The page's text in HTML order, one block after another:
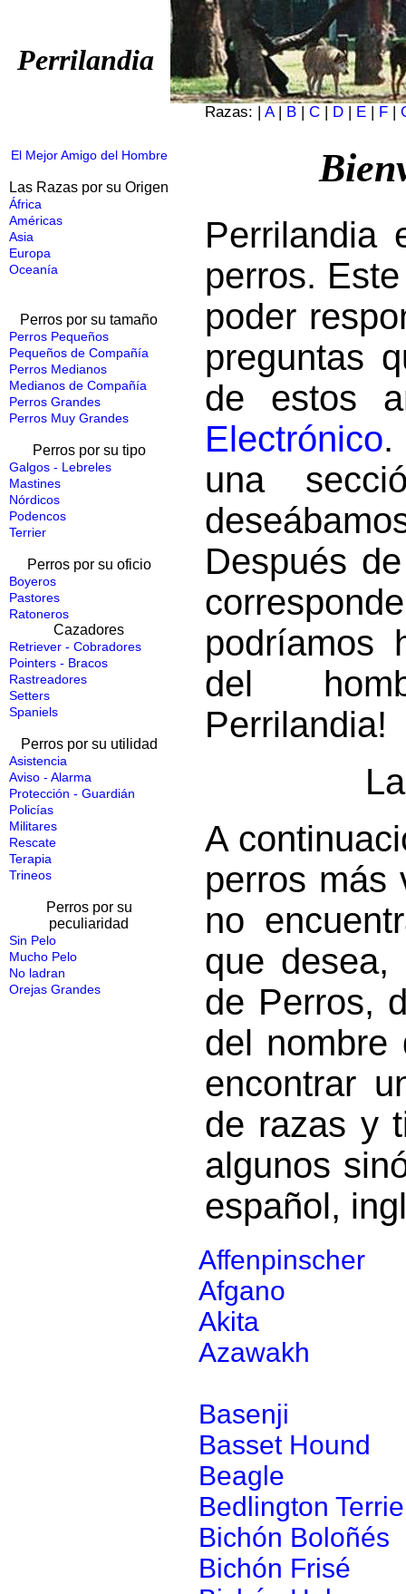
Perrilandia
Razas: | A| B | C | D | E | F |
El Mejor Amigo del Hombre
Las Razas por su Origen
África
Américas
Asia
Europa
Oceanía
Perros por su tamaño
Perros Pequeños
Pequeños de Compañía
Perros Medianos
Medianos de Compañía
Perros Grandes
Perros Muy Grandes
Perros por su tipo
Galgos - Lebreles
Mastines
Nórdicos
Podencos
Terrier
Perros por su oficio
Boyeros
Pastores
Ratoneros
Cazadores
Retriever - Cobradores
Pointers - Bracos
Rastreadores
Setters
Spaniels
Perros por su utilidad
Asistencia
Aviso - Alarma
Protección - Guardián
Policías
Militares
Rescate
Terapia
Trineos
Perros por su
peculiaridad
Sin Pelo
Mucho Pelo
No ladran
Orejas Grandes
Perrilandia
perros.
poder
preguntas
de estos
Electrónico.
una
Después
podríamos
del
Perrilandia!
A
perros más
no
que
de Perros,
del nombre
encontrar
de razas y
algunos
español,
Affenpinscher
Afgano
Akita
Azawakh
Basenji
Basset Hound
Beagle
Bedlington
Bichón Boloñés
Bichón Frisé